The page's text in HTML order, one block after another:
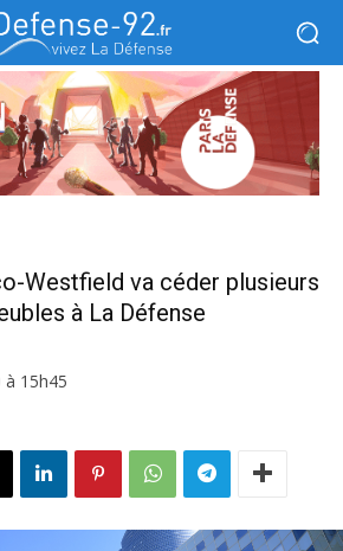
Westfield va céder plusieurs
à La Défense
à 15h45